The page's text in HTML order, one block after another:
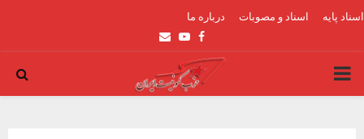
اسناد پایه اسناد و مصوبات درباره ما
Facebook
Youtube
Email
PRIMARY